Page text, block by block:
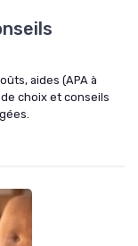
aides (APA à
de choix et conseils